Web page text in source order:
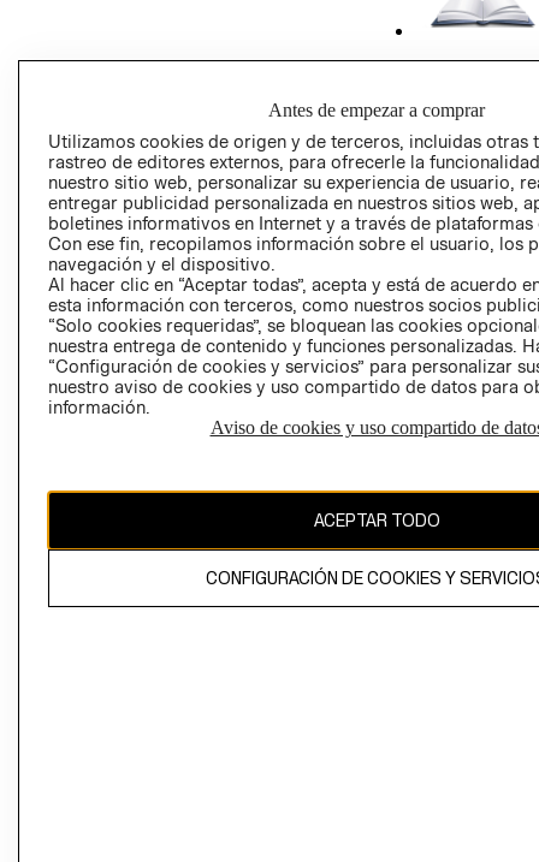
PRIVACIDAD
GIFT CARD
AVISO DE
Perú (S/)
CAMBIAR REGIÓN
El contenido de esta página web está protegido por copyright y es
Antes de empezar a comprar
Utilizamos cookies de origen y de terceros, incluidas otras
rastreo de editores externos, para ofrecerle la
nuestro sitio web, personalizar su experiencia de usuario,
entregar publicidad personalizada en nuestros sitios web,
boletines informativos en Internet y a través de plataformas
Con ese fin, recopilamos información sobre el usuario, los
navegación y el dispositivo.
Al hacer clic en “Aceptar todas”, acepta y está de acuerdo
esta información con terceros, como nuestros socios
“Solo cookies requeridas”, se bloquean las cookies
nuestra entrega de contenido y funciones personalizadas.
“Configuración de cookies y servicios” para personalizar
nuestro aviso de cookies y uso compartido de datos para
información.
Aviso de cookies y uso compartido de
ACEPTAR TODO
CONFIGURACIÓN DE COOKIES Y